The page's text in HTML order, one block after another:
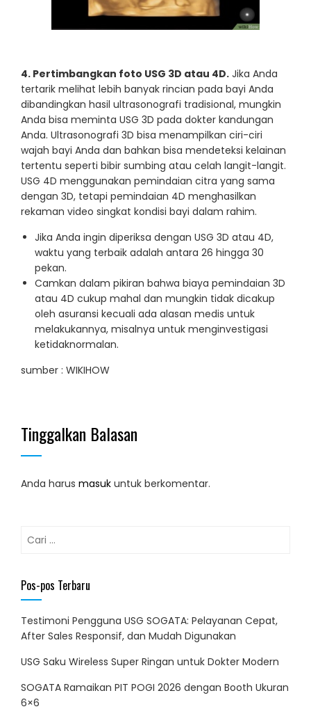
4. Pertimbangkan foto USG 3D atau 4D. Jika Anda
tertarik melihat lebih banyak rincian pada bayi Anda
dibandingkan hasil ultrasonografi tradisional, mungkin
Anda bisa meminta USG 3D pada dokter kandungan
Anda. Ultrasonografi 3D bisa menampilkan ciri-ciri
wajah bayi Anda dan bahkan bisa mendeteksi kelainan
tertentu seperti bibir sumbing atau celah langit-langit.
USG 4D menggunakan pemindaian citra yang sama
dengan 3D, tetapi pemindaian 4D menghasilkan
rekaman video singkat kondisi bayi dalam rahim.
Jika Anda ingin diperiksa dengan USG 3D atau 4D,
waktu yang terbaik adalah antara 26 hingga 30
pekan.
Camkan dalam pikiran bahwa biaya pemindaian 3D
atau 4D cukup mahal dan mungkin tidak dicakup
oleh asuransi kecuali ada alasan medis untuk
melakukannya, misalnya untuk menginvestigasi
ketidaknormalan.
sumber : WIKIHOW
Tinggalkan Balasan
Anda harus masuk untuk berkomentar.
untuk:
Pos-pos Terbaru
Testimoni Pengguna USG SOGATA: Pelayanan Cepat,
After Sales Responsif, dan Mudah Digunakan
USG Saku Wireless Super Ringan untuk Dokter Modern
SOGATA Ramaikan PIT POGI 2026 dengan Booth Ukuran
6×6